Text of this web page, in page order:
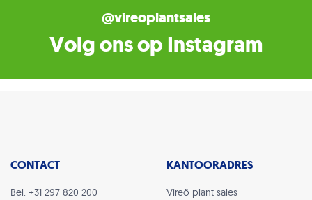
@vireoplantsales
Volg ons op Instagram
CONTACT
Bel: +31 297 820 200
KANTOORADRES
Vireõ plant sales